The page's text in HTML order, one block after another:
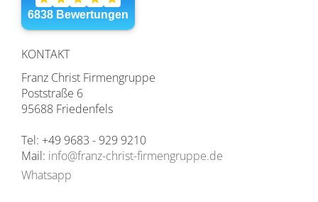
KONTAKT
Franz Christ Firmengruppe
Poststraße 6
95688 Friedenfels
Tel: +49 9683 - 929 9210
Mail: info@franz-christ-firmengruppe.de
Whatsapp